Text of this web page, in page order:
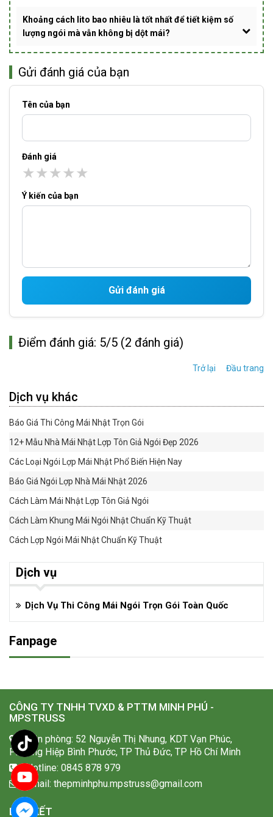
Khoảng cách lito bao nhiêu là tốt nhất để tiết kiệm số
lượng ngói mà vẫn không bị dột mái?
Gửi đánh giá của bạn
Tên của bạn
Đánh giá
★★★★★
Ý kiến của bạn
Gửi đánh giá
Điểm đánh giá: 5/5 (2 đánh giá)
Trở lại Đầu trang
Dịch vụ khác
Báo Giá Thi Công Mái Nhật Trọn Gói
12+ Mẫu Nhà Mái Nhật Lợp Tôn Giả Ngói Đẹp 2026
Các Loại Ngói Lợp Mái Nhật Phổ Biến Hiện Nay
Báo Giá Ngói Lợp Nhà Mái Nhật 2026
Cách Làm Mái Nhật Lợp Tôn Giả Ngói
Cách Làm Khung Mái Ngói Nhật Chuẩn Kỹ Thuật
Cách Lợp Ngói Mái Nhật Chuẩn Kỹ Thuật
Dịch vụ
Dịch Vụ Thi Công Mái Ngói Trọn Gói Toàn Quốc
Fanpage
CÔNG TY TNHH TVXD & PTTM MINH PHÚ -
MPSTRUSS
Văn phòng: 52 Nguyễn Thị Nhung, KDT Vạn Phúc,
Phường Hiệp Bình Phước, TP Thủ Đức, TP Hồ Chí Minh
Hotline: 0845 878 979
Email: thepminhphu.mpstruss@gmail.com
LIÊN KẾT